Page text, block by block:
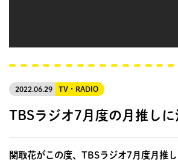
2022.06.29 TV・RADIO
TBSラジオ7月度の月推しに
関取花がこの度、TBSラジオ7月度月推